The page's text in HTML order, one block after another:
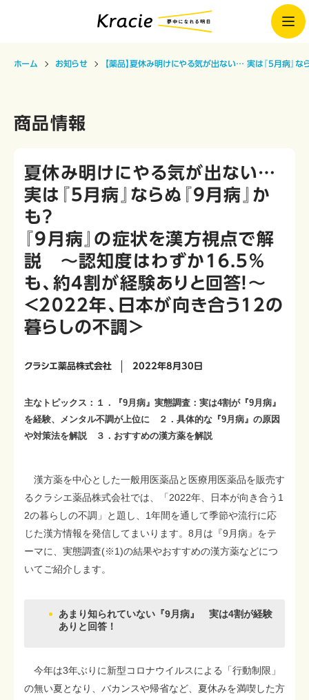
ホーム お知らせ 【薬品】夏休み明けにやる気が出ない… 実は『5月病』
商品情報
夏休み明けにやる気が出ない…
実は『5月病』ならぬ『9月病』か
も？
『9月病』の症状を漢方視点で解
説 ～認知度はわずか16.5%
も、約4割が経験ありと回答！～
＜2022年、日本が向き合う12の
暮らしの不調＞
クラシエ薬品株式会社 2022年8月30日
主なトピックス：１．『9月病』実態調査：実は4割が『9月病』
を経験、メンタル不調が上位に ２．具体的な『9月病』の原因
や対策法を解説 ３．おすすめの漢方薬を解説
漢方薬を中心とした一般用医薬品と医療用医薬品を販売す
るクラシエ薬品株式会社では、「2022年、日本が向き合う1
2の暮らしの不調」と題し、1年間を通して季節や流行に応
じた漢方情報を発信してまいります。8月は『9月病』をテ
ーマに、実態調査(※1)の結果やおすすめの漢方薬などにつ
いてご紹介します。
あまり知られていない『9月病』 実は4割が経験
ありと回答！
今年は3年ぶりに新型コロナウイルスによる「行動制限」
の無い夏となり、バカンスや帰省など、夏休みを満喫した方